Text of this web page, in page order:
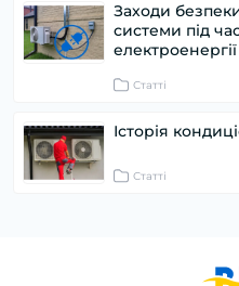
Заходи
системи під
Статті
Історія
Статті